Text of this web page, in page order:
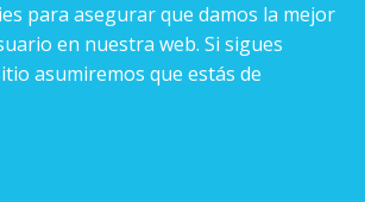
para asegurar que damos la mejor
en nuestra web. Si sigues
asumiremos que estás de